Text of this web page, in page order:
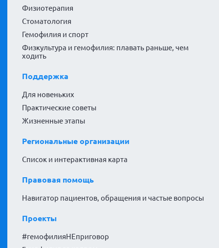
Физиотерапия
Стоматология
Гемофилия и спорт
Физкультура и гемофилия: плавать раньше, чем
ходить
Поддержка
Для новеньких
Практические советы
Жизненные этапы
Региональные организации
Список и интерактивная карта
Правовая помощь
Навигатор пациентов, обращения и частые вопросы
Проекты
#гемофилияНЕприговор